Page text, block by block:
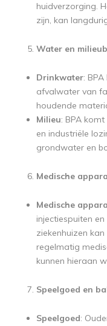
huidverzorging.
zijn, kan
Water en
Drinkwater:
afvalwater van
houdende
Milieu: BPA
en industriële
grondwater en
Medische
Medische
injectiespuiten
ziekenhuizen
regelmatig
kunnen hieraan
Speelgoed en
Speelgoed: